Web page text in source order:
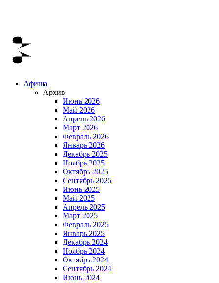
Афиша
Архив
Июнь 2026
Май 2026
Апрель 2026
Март 2026
Февраль 2026
Январь 2026
Декабрь 2025
Ноябрь 2025
Октябрь 2025
Сентябрь 2025
Июнь 2025
Май 2025
Апрель 2025
Март 2025
Февраль 2025
Январь 2025
Декабрь 2024
Ноябрь 2024
Октябрь 2024
Сентябрь 2024
Июнь 2024